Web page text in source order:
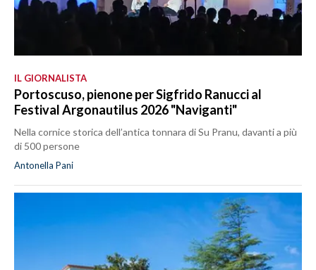
IL GIORNALISTA
Portoscuso, pienone per Sigfrido Ranucci al
Festival Argonautilus 2026 "Naviganti"
Nella cornice storica dell’antica tonnara di Su Pranu, davanti a più
di 500 persone
Antonella Pani